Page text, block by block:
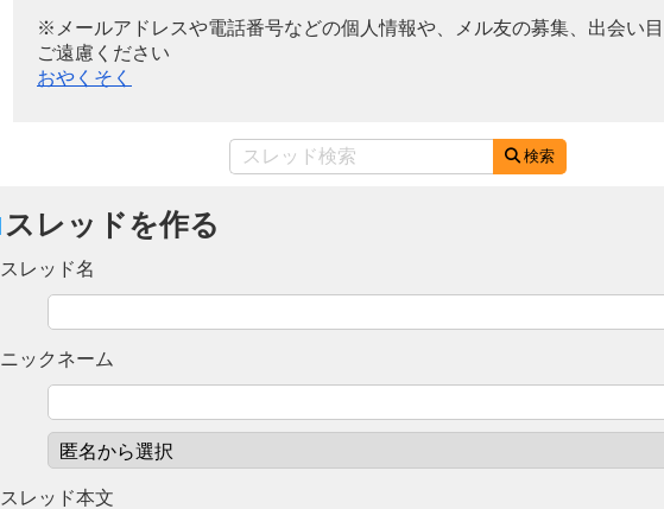
※メールアドレスや電話番号などの個人情報や、メル友の募集、出会い
ご遠慮ください
おやくそく
検索
スレッドを作る
スレッド名
ニックネーム
スレッド本文